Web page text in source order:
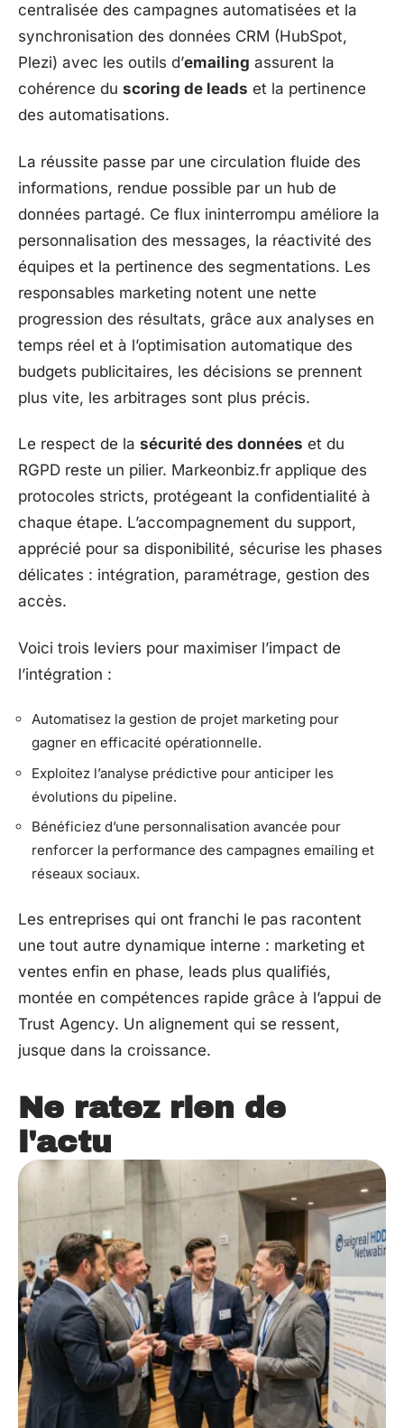
centralisée des campagnes automatisées et la
synchronisation des données CRM (HubSpot,
Plezi) avec les outils d’emailing assurent la
cohérence du scoring de leads et la pertinence
des automatisations.
La réussite passe par une circulation fluide des
informations, rendue possible par un hub de
données partagé. Ce flux ininterrompu améliore la
personnalisation des messages, la réactivité des
équipes et la pertinence des segmentations. Les
responsables marketing notent une nette
progression des résultats, grâce aux analyses en
temps réel et à l’optimisation automatique des
budgets publicitaires, les décisions se prennent
plus vite, les arbitrages sont plus précis.
Le respect de la sécurité des données et du
RGPD reste un pilier. Markeonbiz.fr applique des
protocoles stricts, protégeant la confidentialité à
chaque étape. L’accompagnement du support,
apprécié pour sa disponibilité, sécurise les phases
délicates : intégration, paramétrage, gestion des
accès.
Voici trois leviers pour maximiser l’impact de
l’intégration :
Automatisez la gestion de projet marketing pour
gagner en efficacité opérationnelle.
Exploitez l’analyse prédictive pour anticiper les
évolutions du pipeline.
Bénéficiez d’une personnalisation avancée pour
renforcer la performance des campagnes emailing et
réseaux sociaux.
Les entreprises qui ont franchi le pas racontent
une tout autre dynamique interne : marketing et
ventes enfin en phase, leads plus qualifiés,
montée en compétences rapide grâce à l’appui de
Trust Agency. Un alignement qui se ressent,
jusque dans la croissance.
Ne ratez rien de
l'actu